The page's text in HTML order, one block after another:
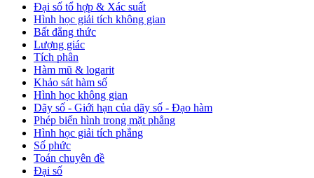
Đại số tổ hợp & Xác suất
Hình học giải tích không gian
Bất đẳng thức
Lượng giác
Tích phân
Hàm mũ & logarit
Khảo sát hàm số
Hình học không gian
Dãy số - Giới hạn của dãy số - Đạo hàm
Phép biến hình trong mặt phẳng
Hình học giải tích phẳng
Số phức
Toán chuyên đề
Đại số